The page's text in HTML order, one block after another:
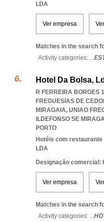
LDA
Ver empresa
Matches in the search
Activity categories: ...
Hotel Da Bolsa,
R FERREIRA BORGES
FREGUESIAS DE
MIRAGAIA, UNIAO
ILDEFONSO SE
PORTO
Hotéis com restaurante
LDA
Designação comercial:
Ver empresa
Matches in the search
Activity categories: ...